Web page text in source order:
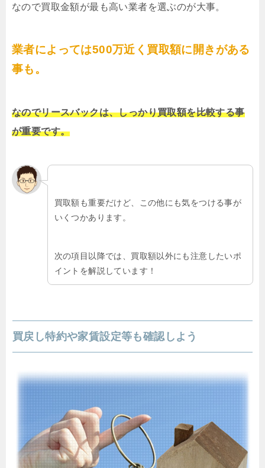
なので買取金額が最も高い業者を選ぶのが大事。
業者によっては500万近く買取額に開きがある
事も。
なのでリースバックは、しっかり買取額を比較する事
が重要です。
買取額も重要だけど、この他にも気をつける事が
いくつかあります。
次の項目以降では、買取額以外にも注意したいポ
イントを解説しています！
買戻し特約や家賃設定等も確認しよう